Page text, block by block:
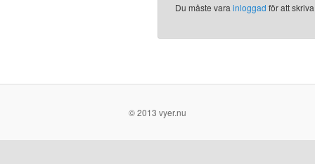
Du måste varainloggad för att
© 2013 vyer.nu